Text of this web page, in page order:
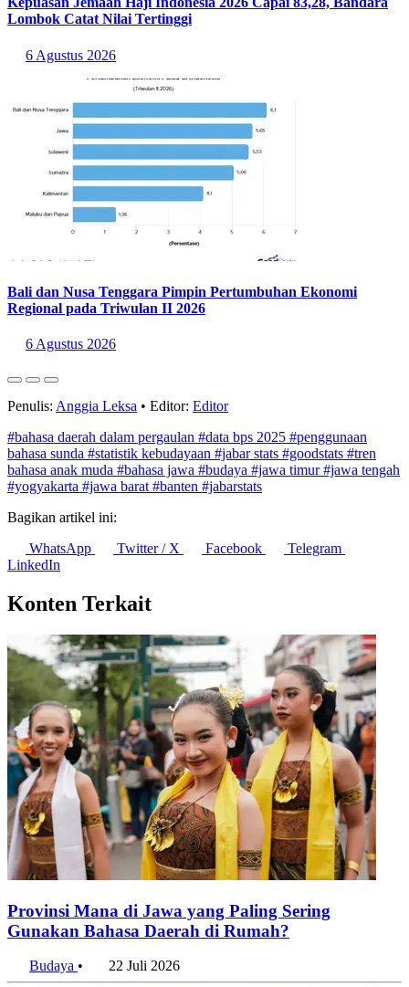
Lombok Catat Nilai Tertinggi
6 Agustus 2026
Bali dan Nusa Tenggara Pimpin Pertumbuhan Ekonomi
Regional pada Triwulan II 2026
6 Agustus 2026
Penulis: Anggia Leksa • Editor: Editor
#bahasa daerah dalam pergaulan #data bps 2025 #penggunaan
bahasa sunda #statistik kebudayaan #jabar stats #goodstats #tren
bahasa anak muda #bahasa jawa #budaya #jawa timur#jawa tengah
#yogyakarta #jawa barat #banten #jabarstats
Bagikan artikel ini:
WhatsApp
Twitter / X Facebook
Telegram
LinkedIn
Konten Terkait
Provinsi Mana di Jawa yang Paling Sering
Gunakan Bahasa Daerah di Rumah?
Budaya • 22 Juli 2026